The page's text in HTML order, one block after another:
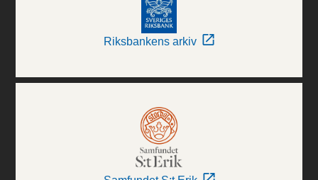
Riksbankens arkiv